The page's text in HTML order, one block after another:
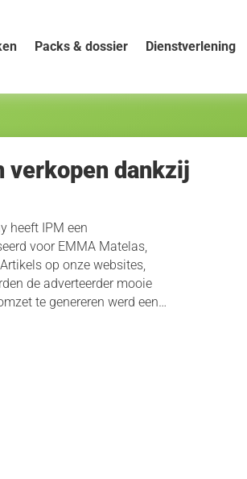
Packs & dossier Dienstverlening
verkopen dankzij
heeft IPM een
voor EMMA Matelas,
op onze websites,
de adverteerder mooie
te genereren werd een…